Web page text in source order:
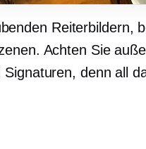
Reiterbildern,
Achten Sie
denn all